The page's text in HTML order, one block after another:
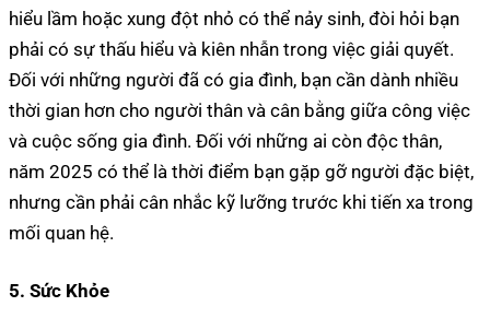
hiểu lầm hoặc xung đột nhỏ có thể nảy sinh, đòi hỏi bạn
phải có sự thấu hiểu và kiên nhẫn trong việc giải quyết.
Đối với những người đã có gia đình, bạn cần dành nhiều
thời gian hơn cho người thân và cân bằng giữa công việc
và cuộc sống gia đình. Đối với những ai còn độc thân,
năm 2025 có thể là thời điểm bạn gặp gỡ người đặc biệt,
nhưng cần phải cân nhắc kỹ lưỡng trước khi tiến xa trong
mối quan hệ.
5. Sức Khỏe